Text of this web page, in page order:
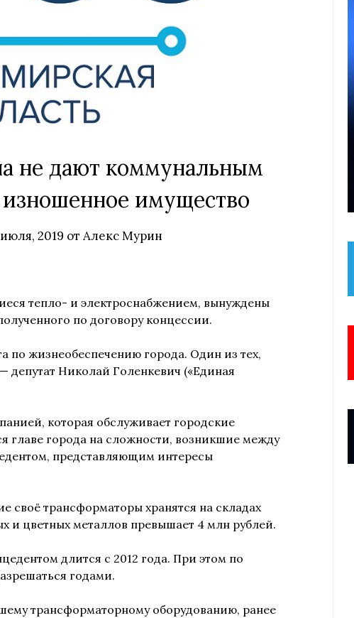
не дают коммунальным
имущество
2019 от Алекс Мурин
тепло- и электроснабжением, вынуждены
по договору концессии.
по жизнеобеспечению города. Один из тех,
депутат Николай Голенкевич («Единая
которая обслуживает городские
главе города на сложности, возникшие между
представляющим интересы
своё трансформаторы хранятся на складах
и цветных металлов превышает 4 млн рублей.
длится с 2012 года. При этом по
годами.
трансформаторному оборудованию, ранее